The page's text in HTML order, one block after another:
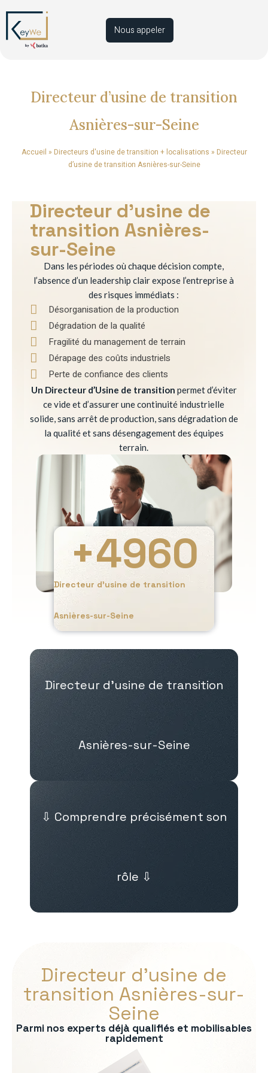
Nous appeler
Directeur d’usine de transition
Asnières-sur-Seine
Accueil » Directeurs d'usine de transition + localisations » Directeur
d’usine de transition Asnières-sur-Seine
Directeur d’usine de
transition Asnières-
sur-Seine
Dans les périodes où chaque décision compte,
l’absence d’un leadership clair expose l’entreprise à
des risques immédiats :
Désorganisation de la production
Dégradation de la qualité
Fragilité du management de terrain
Dérapage des coûts industriels
Perte de confiance des clients
Un Directeur d’Usine de transition permet d’éviter
ce vide et d’assurer une continuité industrielle
solide, sans arrêt de production, sans dégradation de
la qualité et sans désengagement des équipes
terrain.
Directeur d’usine de transition
Asnières-sur-Seine
+4960
Directeur d’usine de transition
Asnières-sur-Seine
⇩ Comprendre précisément son
rôle ⇩
Directeur d’usine de
transition Asnières-sur-
Seine
Parmi nos experts déjà qualifiés et mobilisables
rapidement